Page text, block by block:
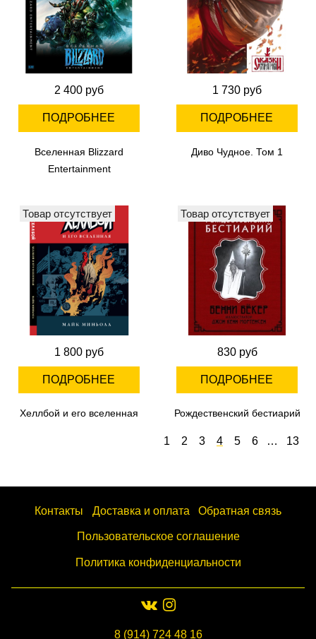
2 400 руб
ПОДРОБНЕЕ
Вселенная Blizzard
Entertainment
1 730 руб
ПОДРОБНЕЕ
Диво Чудное. Том 1
Товар отсутствует
1 800 руб
ПОДРОБНЕЕ
Хеллбой и его вселенная
Товар отсутствует
830 руб
ПОДРОБНЕЕ
Рождественский бестиарий
1 2 3 4 5 6 … 13
Контакты Доставка и оплата Обратная связь
Пользовательское соглашение
Политика конфиденциальности
8 (914) 724 48 16